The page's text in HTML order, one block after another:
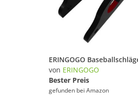
von ERINGOGO
Bester Preis
gefunden bei Amazon